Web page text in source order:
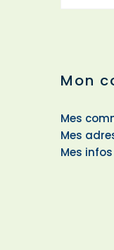
Mon
Mes
Mes
Mes